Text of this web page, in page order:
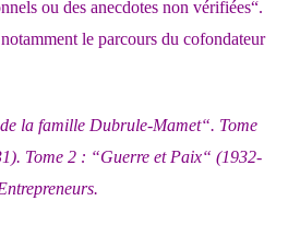
ou des anecdotes non vérifiées“.
le parcours du cofondateur
la famille Dubrule-Mamet“. Tome
Tome 2 : “Guerre et Paix“ (1932-